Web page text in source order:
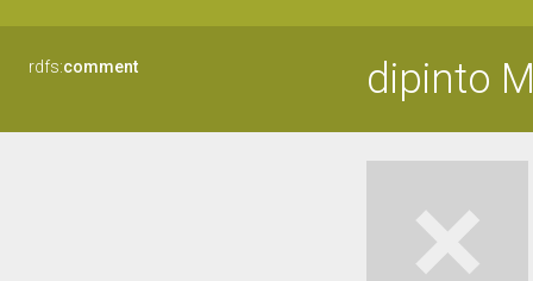
rdfs:comment dipinto